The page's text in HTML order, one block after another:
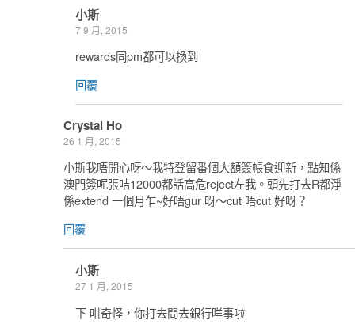
小斯
7 9 月, 2015
rewards同pm都可以換到
回覆
Crystal Ho
26 1 月, 2015
小斯我唔開心呀～我特登留番個大額簽帳食迎新，點知係
澳門簽呢張咭12000都話高危reject左我。頭先打去R都淨
係extend 一個月乍~好唔gur 呀～cut 唔cut 好呀？
回覆
小斯
27 1 月, 2015
下 咁奇怪，你打去問去銀行咩事啦